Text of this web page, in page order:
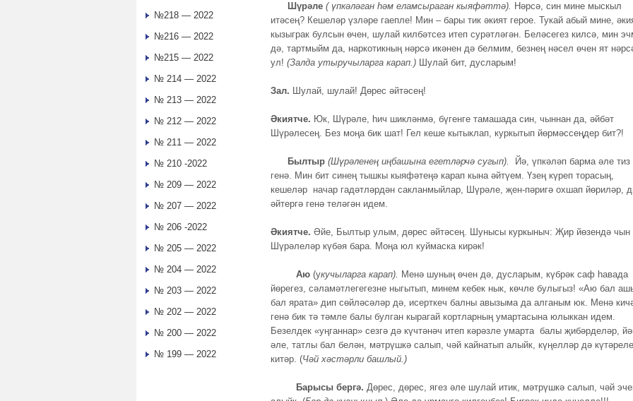
Шүрәле ( үпкәләган һәм еламсыраган кыяфәттә). Нәрсә, син мине мыскыл
итәсең? Кешеләр үзләре гаепле! Мин – бары тик әкият герое. Тукай абый мине,
кызыграк булсын өчен, шулай килбәтсез итеп сурәтләгән. Беләсегез килсә, мин
дә, тартмыйм да, наркотикның нәрсә икәнен дә белмим, безнең нәсел өчен ят
ул! (Залда утыручыларга карап.) Шулай бит, дусларым!
Зал. Шулай, шулай! Дөрес әйтәсең!
Әкиятче. Юк, Шүрәле, һич шикләнмә, бүгенге тамашада син, чыннан да, әйбәт
Шүрәлесең. Без моңа бик шат! Гел кеше кытыклап, куркытып йөрмәссеңдер бит?!
Былтыр (Шүрәленең иңбашына егетләрчә сугып).
Йә, үпкәләп барма әле тиз
генә. Мин бит синең тышкы кыяфәтеңә карап кына әйтүем. Үзең күреп торасың,
кешеләр начар гадәтләрдән сакланмыйлар, Шүрәле, җен-пәригә охшап йөриләр,
әйтергә генә теләгән идем.
Әкиятче. Әйе, Былтыр улым, дөрес әйтәсең. Шунысы куркыныч: Җир йөзендә чын
Шүрәлеләр күбәя бара. Моңа юл куймаска кирәк!
Аю (укучыларга карап). Менә шуның өчен дә, дусларым, күбрәк саф һавада
йөрегез, сәламәтлегегезне ныгытып, минем кебек нык, көчле булыгыз! «Аю бал
бал ярата» дип сөйләсәләр дә, исерткеч балны авызыма да алганым юк. Менә
генә бик тә тәмле балы булган кырагай кортларның умартасына юлыккан идем.
Безелдек «уңганнар» сезгә дә күчтәнәч итеп кәрәзле умарта балы җибәрделәр,
әле, татлы бал белән, мәтрүшкә салып, чәй кайнатып алыйк, күңелләр дә
китәр. (Чәй хәстәрли башлый.)
Барысы бергә. Дөрес, дөрес, ягез әле шулай итик, мәтрүшкә салып, чәй
№218 — 2022
№216 — 2022
№215 — 2022
№ 214 — 2022
№ 213 — 2022
№ 212 — 2022
№ 211 — 2022
№ 210 -2022
№ 209 — 2022
№ 207 — 2022
№ 206 -2022
№ 205 — 2022
№ 204 — 2022
№ 203 — 2022
№ 202 — 2022
№ 200 — 2022
№ 199 — 2022